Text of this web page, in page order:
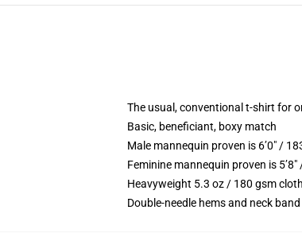
The usual, conventional t-shirt for
Basic, beneficiant, boxy match
Male mannequin proven is 6’0″ /
Feminine mannequin proven is
Heavyweight 5.3 oz / 180 gsm
Double-needle hems and neck